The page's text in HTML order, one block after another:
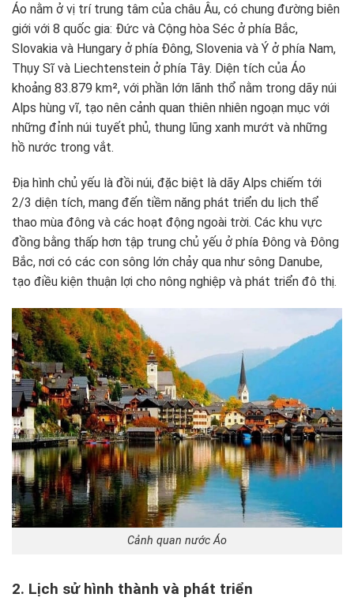
Áo nằm ở vị trí trung tâm của châu Âu, có chung đường biên
giới với 8 quốc gia: Đức và Cộng hòa Séc ở phía Bắc,
Slovakia và Hungary ở phía Đông, Slovenia và Ý ở phía Nam,
Thụy Sĩ và Liechtenstein ở phía Tây. Diện tích của Áo
khoảng 83.879 km², với phần lớn lãnh thổ nằm trong dãy núi
Alps hùng vĩ, tạo nên cảnh quan thiên nhiên ngoạn mục với
những đỉnh núi tuyết phủ, thung lũng xanh mướt và những
hồ nước trong vắt.
Địa hình chủ yếu là đồi núi, đặc biệt là dãy Alps chiếm tới
2/3 diện tích, mang đến tiềm năng phát triển du lịch thể
thao mùa đông và các hoạt động ngoài trời. Các khu vực
đồng bằng thấp hơn tập trung chủ yếu ở phía Đông và Đông
Bắc, nơi có các con sông lớn chảy qua như sông Danube,
tạo điều kiện thuận lợi cho nông nghiệp và phát triển đô thị.
Cảnh quan nước Áo
2. Lịch sử hình thành và phát triển